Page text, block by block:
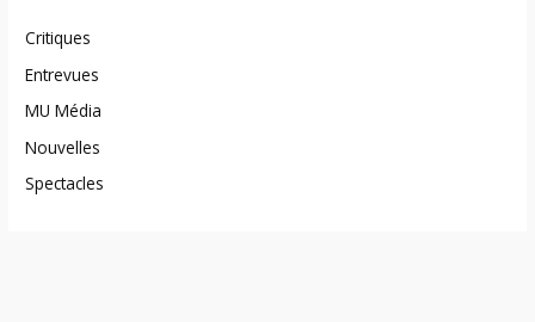
Critiques
Entrevues
MU Média
Nouvelles
Spectacles